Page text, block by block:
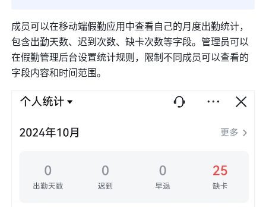
成员可以在移动端假勤应用中查看自己的月度出勤统计，
包含出勤天数、迟到次数、缺卡次数等字段。管理员可以
在假勤管理后台设置统计规则，限制不同成员可以查看的
字段内容和时间范围。